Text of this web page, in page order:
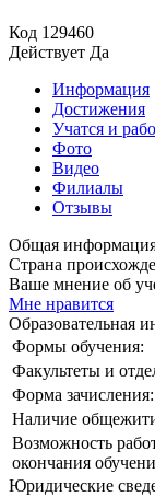
Код 129460
Действует Да
Информация
Достижения
Учатся и
Фото
Видео
Филиалы
Отзывы
Общая
Страна
Ваше мнение об
Мне нравится
Образовательная
Формы обучения:
Факультеты и
Форма зачисления:
Наличие
Возможность
окончания
Юридические